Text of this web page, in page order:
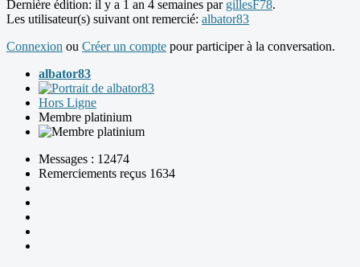
Dernière édition: il y a 1 an 4 semaines par gillesF78.
Les utilisateur(s) suivant ont remercié: albator83
Connexion ou Créer un compte pour participer à la conversation.
albator83
Hors Ligne
Membre platinium
Messages : 12474
Remerciements reçus 1634